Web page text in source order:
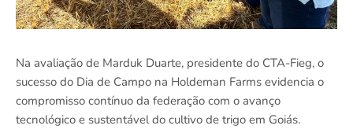
Na avaliação de Marduk Duarte, presidente do CTA-Fieg, o
sucesso do Dia de Campo na Holdeman Farms evidencia o
compromisso contínuo da federação com o avanço
tecnológico e sustentável do cultivo de trigo em Goiás.